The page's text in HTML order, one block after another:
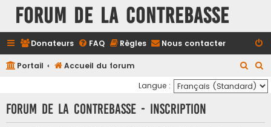
FORUM DE LA CONTREBASSE
Donateurs FAQ Règles Nous contacter
Portail Accueil du forum
e
c
e
c
Langue :
FORUM DE LA CONTREBASSE - Inscription